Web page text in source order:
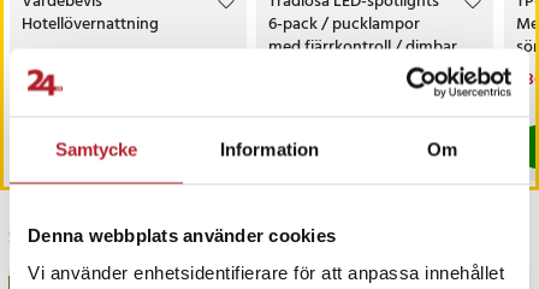
Samtycke Information Om
Denna webbplats använder cookies
Vi använder enhetsidentifierare för att anpassa innehållet
Hotellövernattning
Pris:1 500 kr
1 500 kr
I lager, levereras inom 1-2 vardagar
Köp
6-pack / pucklampor
med fjärrkontroll / dimbar
299 kr
I lager, levereras inom 1-2 vardagar
Senast besökta